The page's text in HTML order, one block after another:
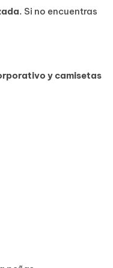
. Si no encuentras
y camisetas